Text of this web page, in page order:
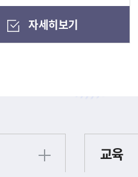
자세히보기
교육